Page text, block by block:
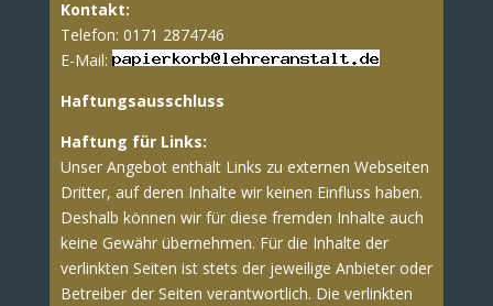
Kontakt:
Telefon: 0171 2874746
E-Mail:
Haftungsausschluss
Haftung für Links:
Unser Angebot enthält Links zu externen Webseiten
Dritter, auf deren Inhalte wir keinen Einfluss haben.
Deshalb können wir für diese fremden Inhalte auch
keine Gewähr übernehmen. Für die Inhalte der
verlinkten Seiten ist stets der jeweilige Anbieter oder
Betreiber der Seiten verantwortlich. Die verlinkten